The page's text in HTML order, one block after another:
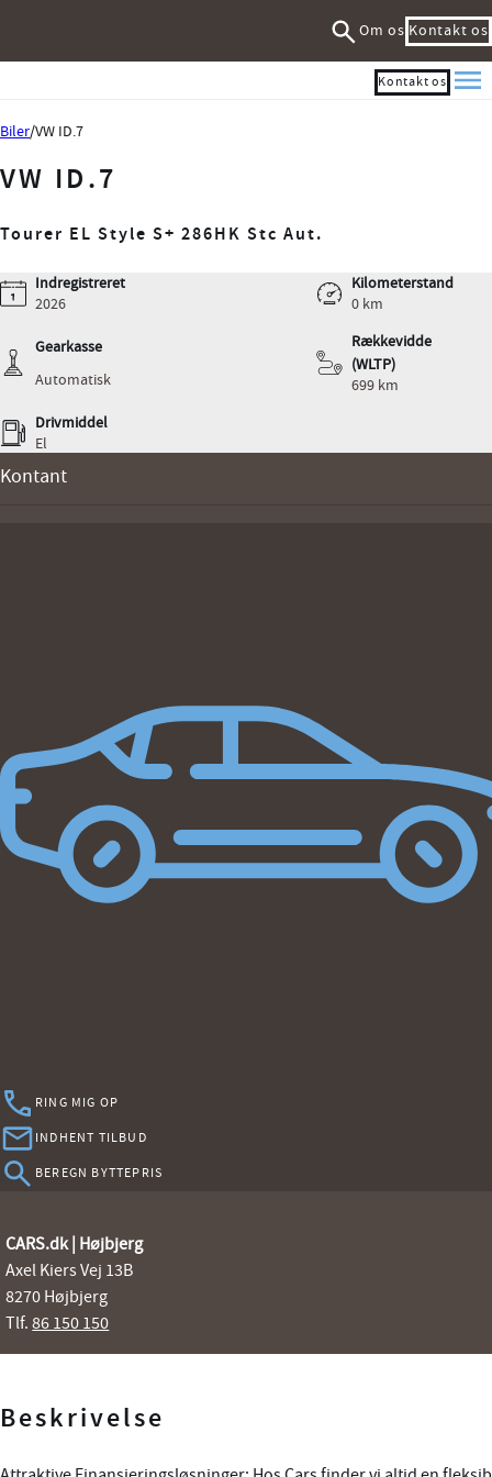
Om os Kontakt os
Kontakt os
Biler VW ID.7
VW ID.7
Tourer EL Style S+ 286HK Stc Aut.
Indregistreret
2026
Kilometerstand
0 km
Gearkasse
Automatisk
Rækkevidde
(WLTP)
699 km
Drivmiddel
El
Kontant
RING MIG OP
INDHENT TILBUD
BEREGN BYTTEPRIS
CARS.dk | Højbjerg
Axel Kiers Vej 13B
8270 Højbjerg
Tlf.86 150 150
Beskrivelse